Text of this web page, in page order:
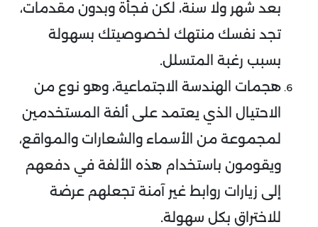
بعد شهر ولا سنة، لكن فجأة وبدون مقدمات،
تجد نفسك منتهك لخصوصيتك بسهولة
بسبب رغبة المتسلل.
هجمات الهندسة الاجتماعية، وهو نوع من
الاحتيال الذي يعتمد على ألفة المستخدمين
لمجموعة من الأسماء والشعارات والمواقع،
ويقومون باستخدام هذه الألفة في دفعهم
إلى زيارات روابط غير آمنة تجعلهم عرضة
للاختراق بكل سهولة.